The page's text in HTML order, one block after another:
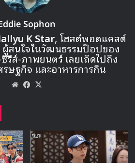
กรรมโปรโมตอย่างเต็มรูปแบบ
Sophon
K Star, โฮสต์พอดแคสต์
ผู้สนใจในวัฒนธรรมป๊อปของ
รีส์-ภาพยนตร์ เลยเถิดไปถึง
รษฐกิจ และอาหารการกิน
WebsiteFacebook